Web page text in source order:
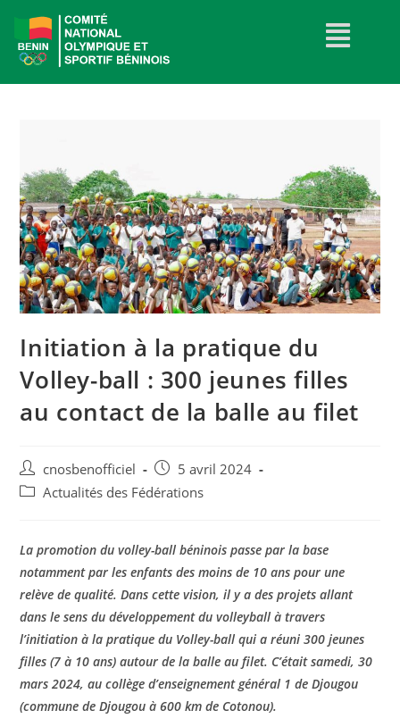
Initiation à la pratique du
Volley-ball : 300 jeunes filles
au contact de la balle au filet
cnosbenofficiel
5 avril 2024
Actualités des Fédérations
La promotion du volley-ball béninois passe par la base
notamment par les enfants des moins de 10 ans pour une
relève de qualité. Dans cette vision, il y a des projets allant
dans le sens du développement du volleyball à travers
l’initiation à la pratique du Volley-ball qui a réuni 300 jeunes
filles (7 à 10 ans) autour de la balle au filet. C’était samedi, 30
mars 2024, au collège d’enseignement général 1 de Djougou
(commune de Djougou à 600 km de Cotonou).